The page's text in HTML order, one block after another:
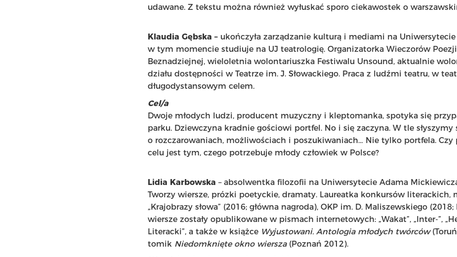
udawane. Z tekstu można również wyłuskać sporo ciekawostek o
Klaudia Gębska – ukończyła zarządzanie kulturą i mediami na
w tym momencie studiuje na UJ teatrologię. Organizatorka Wieczorów Poezji
Beznadziejnej, wieloletnia wolontariuszka Festiwalu Unsound, aktualnie
działu dostępności w Teatrze im. J. Słowackiego. Praca z ludźmi teatru, w
długodystansowym celem.
Cel/a
Dwoje młodych ludzi, producent muzyczny i kleptomanka, spotyka się
parku. Dziewczyna kradnie gościowi portfel. No i się zaczyna. W tle słyszymy
o rozczarowaniach, możliwościach i poszukiwaniach… Nie tylko portfela. Czy
celu jest tym, czego potrzebuje młody człowiek w Polsce?
Lidia Karbowska – absolwentka filozofii na Uniwersytecie Adama
Tworzy wiersze, prózki poetyckie, dramaty. Laureatka konkursów literackich,
„Krajobrazy słowa” (2016; główna nagroda), OKP im. D. Maliszewskiego
wiersze zostały opublikowane w pismach internetowych: „Wakat”, „Inter-”,
Literacki”, a także w książce Wyjustowani. Antologia młodych twórców(Toruń
tomik Niedomknięte okno wiersza(Poznań 2012).